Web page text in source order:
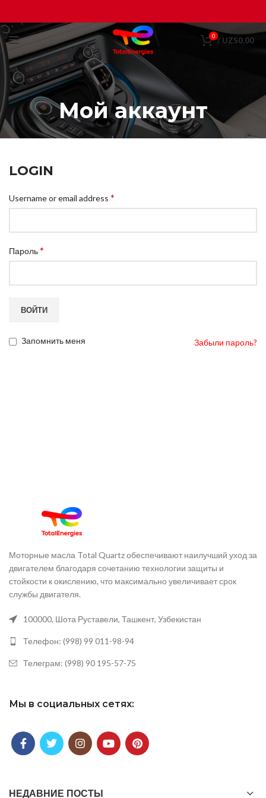
0 / UZS0.00
Мой аккаунт
LOGIN
Username or email address *
Пароль*
ВОЙТИ
Забыли пароль?
Запомнить меня
Моторные масла Total Quartz обеспечивают наилучший уход за
двигателем благодаря сочетанию технологии защиты и
стойкости к окислению, что максимально увеличивает срок
службы двигателя.
100000, Шота Руставели, Ташкент, Узбекистан
Телефон: (998) 99 011-98-94
Телеграм: (998) 90 195-57-75
Мы в социальных сетях:
НЕДАВНИЕ ПОСТЫ